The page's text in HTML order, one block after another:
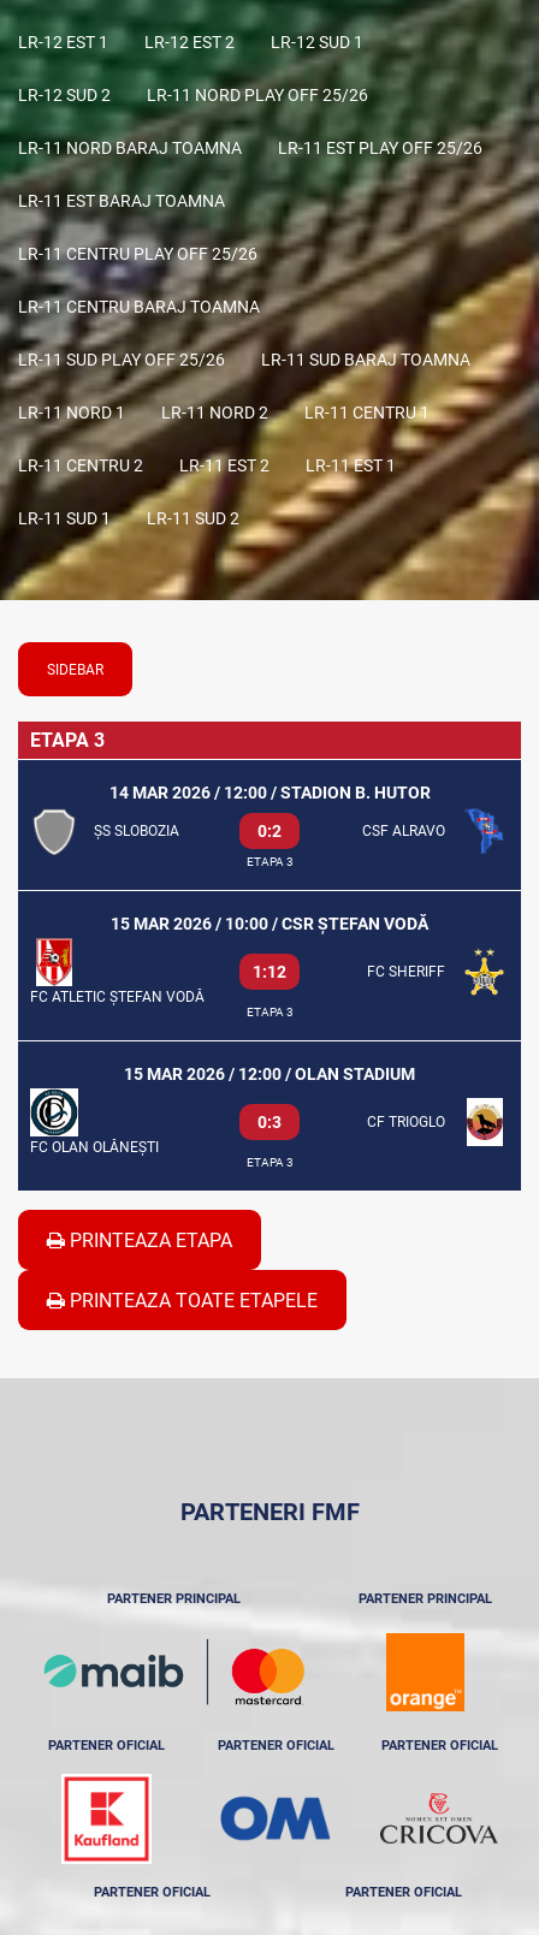
LR-12 EST 1 LR-12 EST 2 LR-12 SUD 1
LR-12 SUD 2 LR-11 NORD PLAY OFF 25/26
LR-11 NORD BARAJ TOAMNA LR-11 EST PLAY OFF 25/26
LR-11 EST BARAJ TOAMNA
LR-11 CENTRU PLAY OFF 25/26
LR-11 CENTRU BARAJ TOAMNA
LR-11 SUD PLAY OFF 25/26 LR-11 SUD BARAJ TOAMNA
LR-11 NORD 1 LR-11 NORD 2 LR-11 CENTRU 1
LR-11 CENTRU 2 LR-11 EST 2 LR-11 EST 1
LR-11 SUD 1 LR-11 SUD 2
SIDEBAR
ETAPA 3
14 MAR 2026 / 12:00 / STADION B. HUTOR
ȘS SLOBOZIA 0:2 CSF ALRAVO
ETAPA 3
15 MAR 2026 / 10:00 / CSR ȘTEFAN VODĂ
FC ATLETIC ȘTEFAN VODĂ
1:12 FC SHERIFF
ETAPA 3
15 MAR 2026 / 12:00 / OLAN STADIUM
FC OLAN OLĂNEȘTI
0:3 CF TRIOGLO
ETAPA 3
PRINTEAZA ETAPA
PRINTEAZA TOATE ETAPELE
PARTENERI FMF
PARTENER PRINCIPAL PARTENER PRINCIPAL
PARTENER OFICIAL PARTENER OFICIAL PARTENER OFICIAL
PARTENER OFICIAL PARTENER OFICIAL